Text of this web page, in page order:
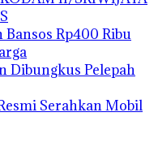
Rp400 Ribu
Dibungkus Pelepah
Serahkan Mobil